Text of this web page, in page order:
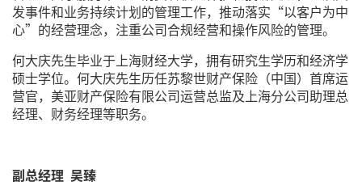
发事件和业务持续计划的管理工作，推动落实“以客户为中
心”的经营理念，注重公司合规经营和操作风险的管理。
何大庆先生毕业于上海财经大学，拥有研究生学历和经济学
硕士学位。何大庆先生历任苏黎世财产保险（中国）首席运
营官，美亚财产保险有限公司运营总监及上海分公司助理总
经理、财务经理等职务。
副总经理 吴臻